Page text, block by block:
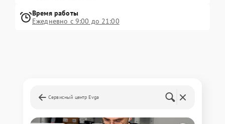
Время работы
Ежедневно с 9:00 до 21:00
Сервисный центр Evga